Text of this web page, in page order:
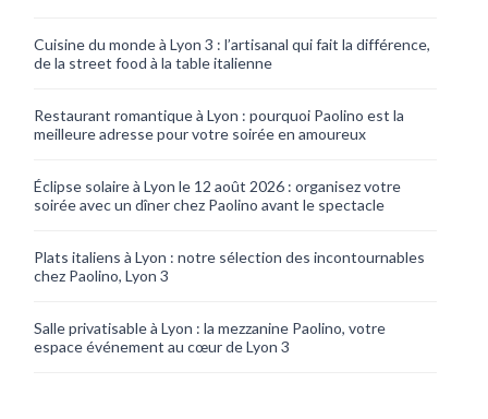
Cuisine du monde à Lyon 3 : l’artisanal qui fait la différence,
de la street food à la table italienne
Restaurant romantique à Lyon : pourquoi Paolino est la
meilleure adresse pour votre soirée en amoureux
Éclipse solaire à Lyon le 12 août 2026 : organisez votre
soirée avec un dîner chez Paolino avant le spectacle
Plats italiens à Lyon : notre sélection des incontournables
chez Paolino, Lyon 3
Salle privatisable à Lyon : la mezzanine Paolino, votre
espace événement au cœur de Lyon 3